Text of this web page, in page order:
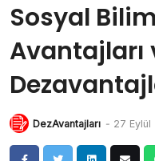
Sosyal
Avantajları
DezAvantajları - 27 Eylül